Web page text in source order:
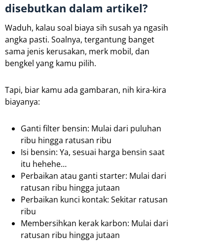
disebutkan dalam artikel?
Waduh, kalau soal biaya sih susah ya ngasih
angka pasti. Soalnya, tergantung banget
sama jenis kerusakan, merk mobil, dan
bengkel yang kamu pilih.
Tapi, biar kamu ada gambaran, nih kira-kira
biayanya:
Ganti filter bensin: Mulai dari puluhan
ribu hingga ratusan ribu
Isi bensin: Ya, sesuai harga bensin saat
itu hehehe…
Perbaikan atau ganti starter: Mulai dari
ratusan ribu hingga jutaan
Perbaikan kunci kontak: Sekitar ratusan
ribu
Membersihkan kerak karbon: Mulai dari
ratusan ribu hingga jutaan